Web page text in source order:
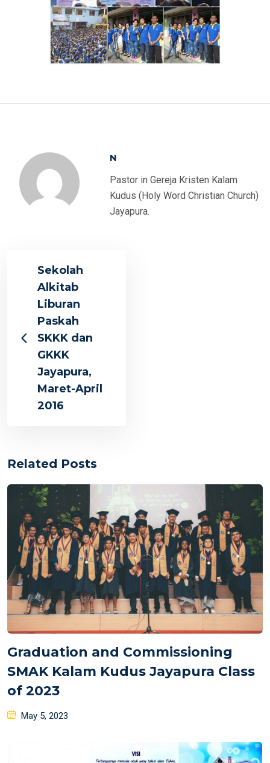
N
Pastor in Gereja Kristen Kalam
Kudus (Holy Word Christian Church)
Jayapura.
Sekolah
Alkitab
Liburan
Paskah
SKKK dan
GKKK
Jayapura,
Maret-April
2016
Related Posts
Graduation and Commissioning
SMAK Kalam Kudus Jayapura Class
of 2023
Posted
May 5, 2023